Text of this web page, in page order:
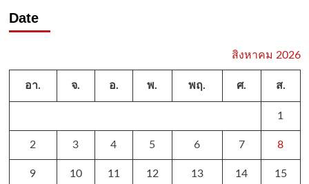
Date
สิงหาคม 2026
อา. จ. อ. พ. พฤ. ศ. ส.
1
2 3 4 5 6 7 8
9 10 11 12 13 14 15